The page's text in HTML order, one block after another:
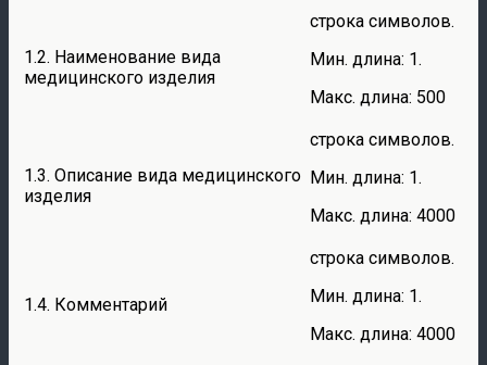
1.2. Наименование вида
медицинского изделия
строка символов.
Мин. длина: 1.
Макс. длина: 500
1.3. Описание вида медицинского
изделия
строка символов.
Мин. длина: 1.
Макс. длина: 4000
1.4. Комментарий
строка символов.
Мин. длина: 1.
Макс. длина: 4000